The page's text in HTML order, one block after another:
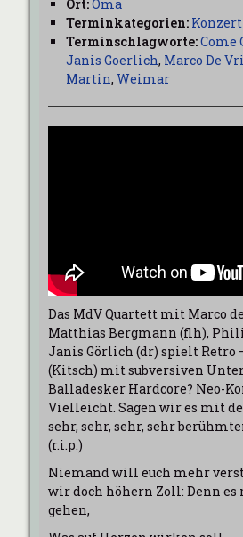
Ort:Oma
Terminkategorien: Konzert
Terminschlagworte:Come
Janis Goerlich, Marco De
Martin, Weimar
Das MdV Quartett mit Marco
Matthias Bergmann (flh),
Janis Görlich (dr) spielt Retro
(Kitsch) mit subversiven
Balladesker Hardcore? Neo-
Vielleicht. Sagen wir es mit
sehr, sehr, sehr, sehr
(r.i.p.)
Niemand will euch mehr
wir doch höhern Zoll: Denn es
gehen,